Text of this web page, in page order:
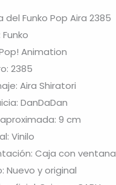
del Funko Pop Aira 2385
Animation
2385
Aira Shiratori
DanDaDan
9 cm
Vinilo
Caja con ventana
Nuevo y original